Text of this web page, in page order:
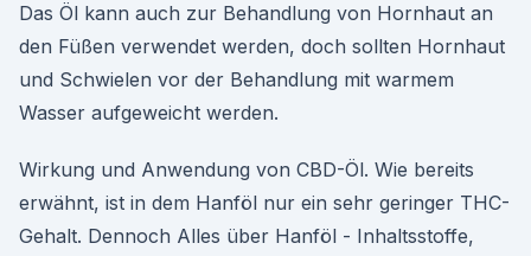
Das Öl kann auch zur Behandlung von Hornhaut an
den Füßen verwendet werden, doch sollten Hornhaut
und Schwielen vor der Behandlung mit warmem
Wasser aufgeweicht werden.
Wirkung und Anwendung von CBD-Öl. Wie bereits
erwähnt, ist in dem Hanföl nur ein sehr geringer THC-
Gehalt. Dennoch Alles über Hanföl - Inhaltsstoffe,